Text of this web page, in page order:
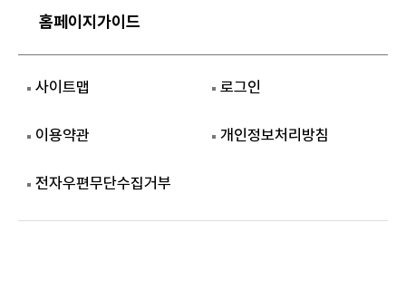
홈페이지가이드
사이트맵 로그인
이용약관 개인정보처리방침
전자우편무단수집거부